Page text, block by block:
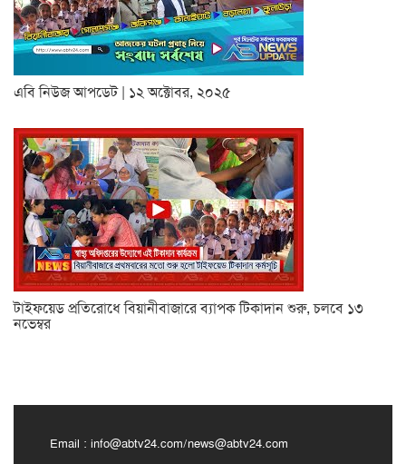
এবি নিউজ আপডেট | ১২ অক্টোবর, ২০২৫
টাইফয়েড প্রতিরোধে বিয়ানীবাজারে ব্যাপক টিকাদান শুরু, চলবে ১৩
নভেম্বর
Email : info@abtv24.com/news@abtv24.com